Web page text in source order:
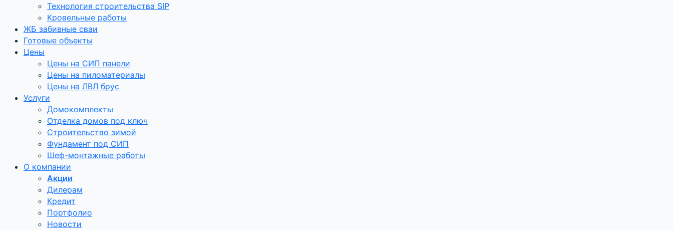
Технология строительства SIP
Кровельные работы
ЖБ забивные сваи
Готовые объекты
Цены
Цены на СИП панели
Цены на пиломатериалы
Цены на ЛВЛ брус
Услуги
Домокомплекты
Отделка домов под ключ
Строительство зимой
Фундамент под СИП
Шеф-монтажные работы
О компании
Акции
Дилерам
Кредит
Портфолио
Новости